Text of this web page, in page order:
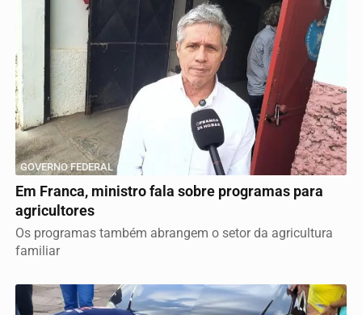
GOVERNO FEDERAL
Em Franca, ministro fala sobre programas para
agricultores
Os programas também abrangem o setor da agricultura
familiar